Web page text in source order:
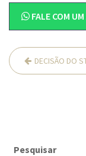
FALE COM
Navegação
de
DECISÃO DO
Pesquisar